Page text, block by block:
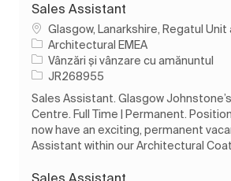
Sales Assistant
LocGlasgow, Lanarkshire, Regatul Unit
Architectural EMEA
Categorie
Vânzări și vânzare cu amănuntul
Job IdJR268955
Sales Assistant. Glasgow
Centre. Full Time | Permanent.
now have an exciting, permanent
Assistant within our Architectural
Sales Assistant